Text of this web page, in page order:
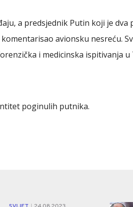
a predsjednik Putin koji je dva
avionsku nesreću.
i medicinska ispitivanja u
poginulih putnika.